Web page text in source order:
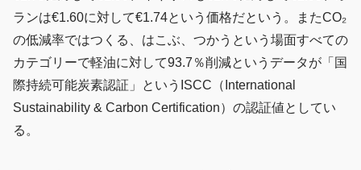
ランは€1.60に対して€1.74という価格だという。またCO₂
の低減率ではつくる、はこぶ、つかうという場面すべての
カテゴリーで軽油に対して93.7％削減というデータが「国
際持続可能炭素認証」というISCC（International
Sustainability & Carbon Certification）の認証値としてい
る。